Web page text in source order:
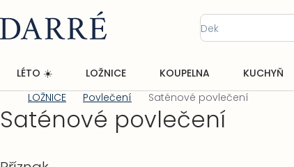
na
obsah
LÉTO ☀️ LOŽNICE KOUPELNA KUCHYŇ
Domů
LOŽNICE Povlečení Saténové povlečení
Saténové povlečení